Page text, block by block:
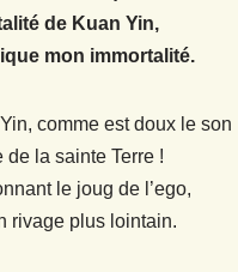
de Kuan Yin,
mon immortalité.
comme est doux le son
de la sainte Terre !
le joug de l’ego,
rivage plus lointain.